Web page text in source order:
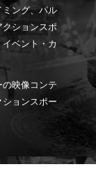
ミング、パル
クションスポ
ベント・カ
映像コンテ
ョンスポー